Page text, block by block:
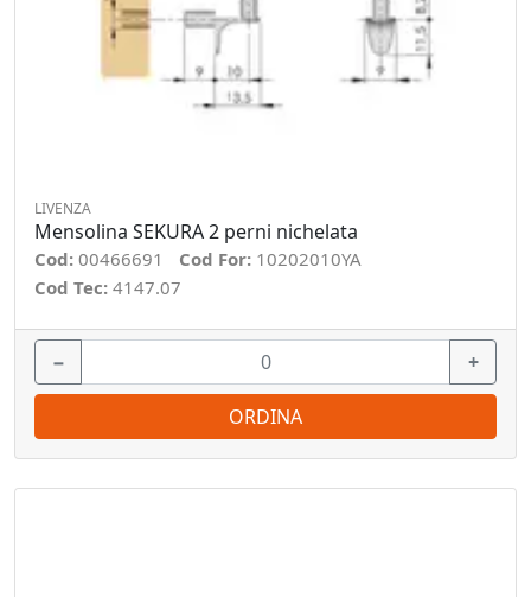
LIVENZA
Mensolina SEKURA 2 perni nichelata
Cod: 00466691 Cod For: 10202010YA
Cod Tec: 4147.07
− +
ORDINA